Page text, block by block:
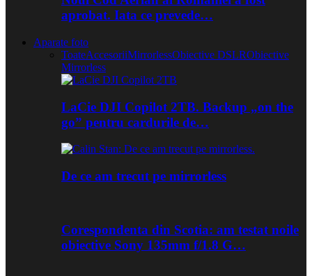
aprobat. Iata ce prevede…
Aparate foto
ToateAccesoriiMirrorlessObiective DSLRObiective
Mirrorless
LaCie DJI Copilot 2TB. Backup „on the
go” pentru cardurile de…
De ce am trecut pe mirrorless
Corespondenta din Scotia: am testat noile
obiective Sony 135mm f/1.8 G…